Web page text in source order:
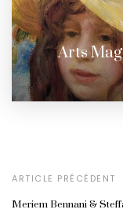
Arts
ARTICLE PRÉCÉDENT
Meriem Bennani &